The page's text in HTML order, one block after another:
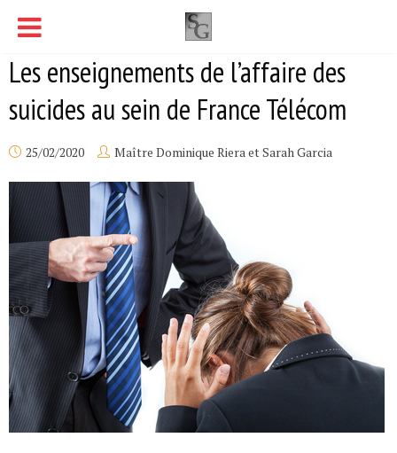
Les enseignements de l’affaire des
suicides au sein de France Télécom
25/02/2020 Maître Dominique Riera et Sarah Garcia